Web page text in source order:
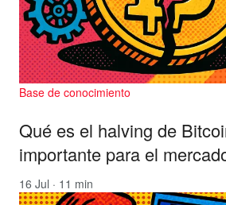
Base de conocimiento
Qué es el halving de
importante para el
16 Jul · 11 min